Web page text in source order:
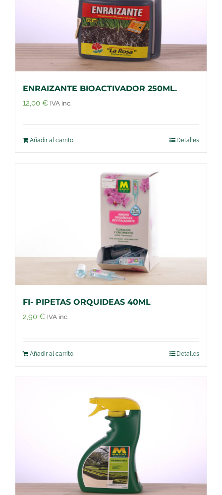
ENRAIZANTE BIOACTIVADOR 250ML.
12,00 € IVA inc.
Añadir al carrito Detalles
FI- PIPETAS ORQUIDEAS 40ML
2,90 € IVA inc.
Añadir al carrito Detalles